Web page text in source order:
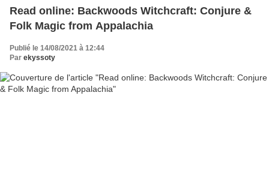
Read online: Backwoods Witchcraft: Conjure &
Folk Magic from Appalachia
Publié le 14/08/2021 à 12:44
Par ekyssoty